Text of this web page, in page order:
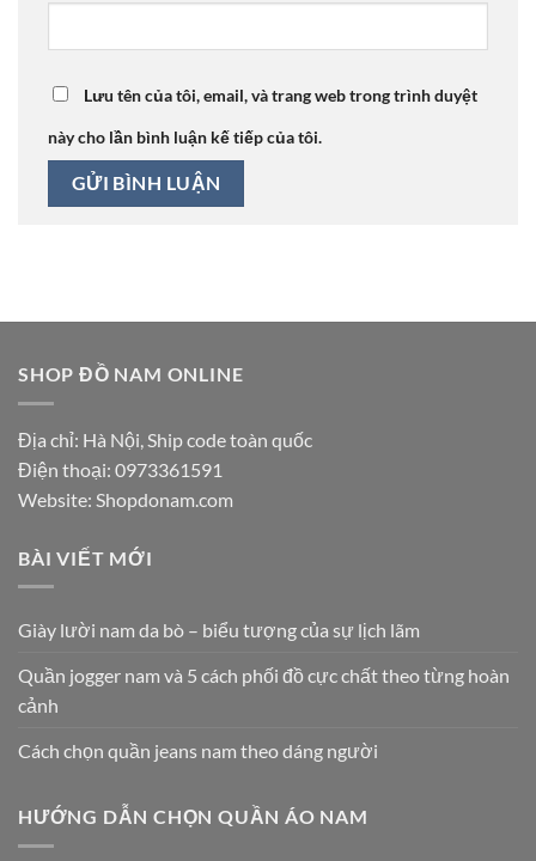
Lưu tên của tôi, email, và trang web trong trình duyệt
này cho lần bình luận kế tiếp của tôi.
SHOP ĐỒ NAM ONLINE
Địa chỉ: Hà Nội, Ship code toàn quốc
Điện thoại: 0973361591
Website: Shopdonam.com
BÀI VIẾT MỚI
Giày lười nam da bò – biểu tượng của sự lịch lãm
Quần jogger nam và 5 cách phối đồ cực chất theo từng hoàn
cảnh
Cách chọn quần jeans nam theo dáng người
HƯỚNG DẪN CHỌN QUẦN ÁO NAM